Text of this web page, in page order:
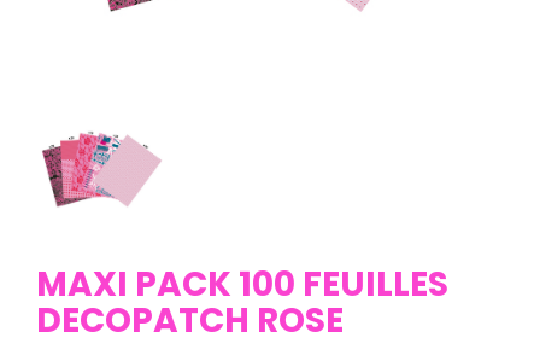
MAXI PACK 100 FEUILLES
DECOPATCH ROSE